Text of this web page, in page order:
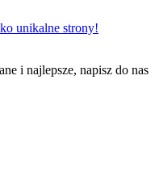
unikalne strony!
i najlepsze, napisz do nas